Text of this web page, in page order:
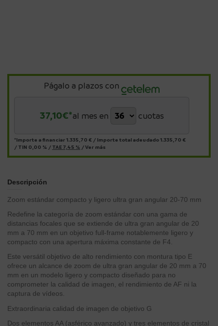
Págalo a plazos con
37,10€*al mes en cuotas
*Importe a financiar 1.335,70 € / Importe total adeudado1.335,70 €
/ TIN 0,00 % / TAE 7,45 % /Ver más
Descripción
Zoom estándar compacto y ligero ultra gran angular 20-70 mm
Redefine la categoría de zoom estándar con una gama de
distancias focales que se extiende de ultra gran angular de 20
mm a 70 mm en un objetivo full-frame notablemente ligero y
compacto con una apertura máxima constante de F4.
Este versátil objetivo de alto rendimiento con montura tipo E
ofrece un alcance de zoom de ultra gran angular de 20 mm a 70
mm en un modelo ligero y compacto diseñado para no
comprometer la calidad de imagen, el rendimiento de AF ni la
captura de vídeos.
Extraordinaria calidad de imagen de objetivo G
Dos elementos AA (asférico avanzado) y tres elementos de cristal